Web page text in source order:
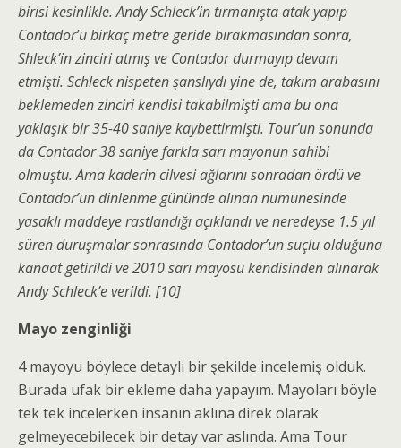
birisi kesinlikle. Andy Schleck’in tırmanışta atak yapıp
Contador’u birkaç metre geride bırakmasından sonra,
Shleck’in zinciri atmış ve Contador durmayıp devam
etmişti. Schleck nispeten şanslıydı yine de, takım arabasını
beklemeden zinciri kendisi takabilmişti ama bu ona
yaklaşık bir 35-40 saniye kaybettirmişti. Tour’un sonunda
da Contador 38 saniye farkla sarı mayonun sahibi
olmuştu. Ama kaderin cilvesi ağlarını sonradan ördü ve
Contador’un dinlenme gününde alınan numunesinde
yasaklı maddeye rastlandığı açıklandı ve neredeyse 1.5 yıl
süren duruşmalar sonrasında Contador’un suçlu olduğuna
kanaat getirildi ve 2010 sarı mayosu kendisinden alınarak
Andy Schleck’e verildi. [10]
Mayo zenginliği
4 mayoyu böylece detaylı bir şekilde incelemiş olduk.
Burada ufak bir ekleme daha yapayım. Mayoları böyle
tek tek incelerken insanın aklına direk olarak
gelmeyecebilecek bir detay var aslında. Ama Tour